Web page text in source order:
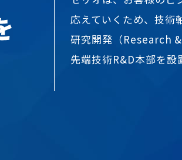
応えていくため、技術
研究開発（Research
先端技術R&D本部を設